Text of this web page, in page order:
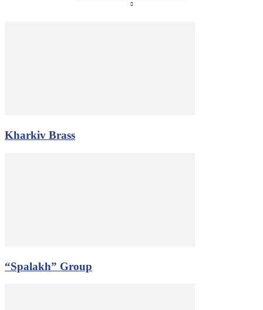
Kharkiv Brass
“Spalakh” Group